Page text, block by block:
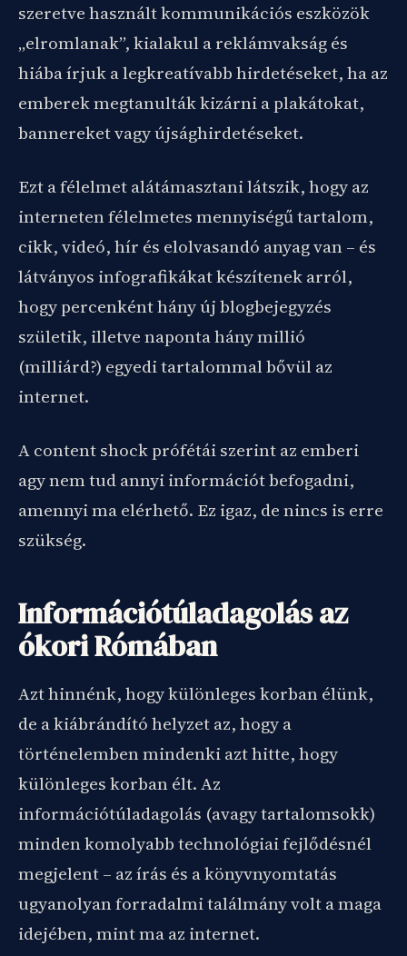
szeretve használt kommunikációs eszközök
„elromlanak”, kialakul a reklámvakság és
hiába írjuk a legkreatívabb hirdetéseket, ha az
emberek megtanulták kizárni a plakátokat,
bannereket vagy újsághirdetéseket.
Ezt a félelmet alátámasztani látszik, hogy az
interneten félelmetes mennyiségű tartalom,
cikk, videó, hír és elolvasandó anyag van – és
látványos infografikákat készítenek arról,
hogy percenként hány új blogbejegyzés
születik, illetve naponta hány millió
(milliárd?) egyedi tartalommal bővül az
internet.
A content shock prófétái szerint az emberi
agy nem tud annyi információt befogadni,
amennyi ma elérhető. Ez igaz, de nincs is erre
szükség.
Információtúladagolás az
ókori Rómában
Azt hinnénk, hogy különleges korban élünk,
de a kiábrándító helyzet az, hogy a
történelemben mindenki azt hitte, hogy
különleges korban élt. Az
információtúladagolás (avagy tartalomsokk)
minden komolyabb technológiai fejlődésnél
megjelent – az írás és a könyvnyomtatás
ugyanolyan forradalmi találmány volt a maga
idejében, mint ma az internet.